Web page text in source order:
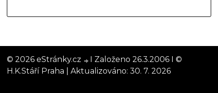
© 2026 eStránky.cz
I Založeno 26.3.2006 I ©
H.K.Stáří Praha |Aktualizováno: 30. 7. 2026